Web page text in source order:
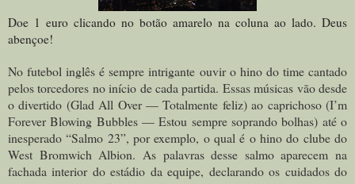
Doe 1 euro clicando no botão amarelo na coluna ao lado. Deus
abençoe!
No futebol inglês é sempre intrigante ouvir o hino do time cantado
pelos torcedores no início de cada partida. Essas músicas vão desde
o divertido (Glad All Over — Totalmente feliz) ao caprichoso (I’m
Forever Blowing Bubbles — Estou sempre soprando bolhas) até o
inesperado “Salmo 23”, por exemplo, o qual é o hino do clube do
West Bromwich Albion. As palavras desse salmo aparecem na
fachada interior do estádio da equipe, declarando os cuidados do